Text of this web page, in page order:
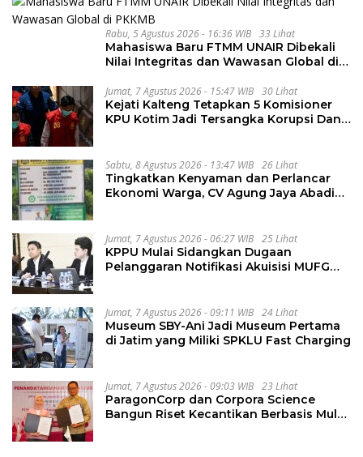
Rabu, 5 Agustus 2026 - 16:36 WIB 33 Lihat
Mahasiswa Baru FTMM UNAIR Dibekali
Nilai Integritas dan Wawasan Global di
Jumat, 7 Agustus 2026 - 15:47 WIB 30 Lihat
Kejati Kalteng Tetapkan 5 Komisioner
KPU Kotim Jadi Tersangka Korupsi Dana
Sabtu, 8 Agustus 2026 - 13:47 WIB 26 Lihat
Tingkatkan Kenyaman dan Perlancar
Ekonomi Warga, CV Agung Jaya Abadi
Jumat, 7 Agustus 2026 - 06:27 WIB 25 Lihat
KPPU Mulai Sidangkan Dugaan
Pelanggaran Notifikasi Akuisisi MUFG
Jumat, 7 Agustus 2026 - 09:11 WIB 24 Lihat
Museum SBY-Ani Jadi Museum Pertama
di Jatim yang Miliki SPKLU Fast Charging
Jumat, 7 Agustus 2026 - 09:03 WIB 23 Lihat
ParagonCorp dan Corpora Science
Bangun Riset Kecantikan Berbasis Multi-